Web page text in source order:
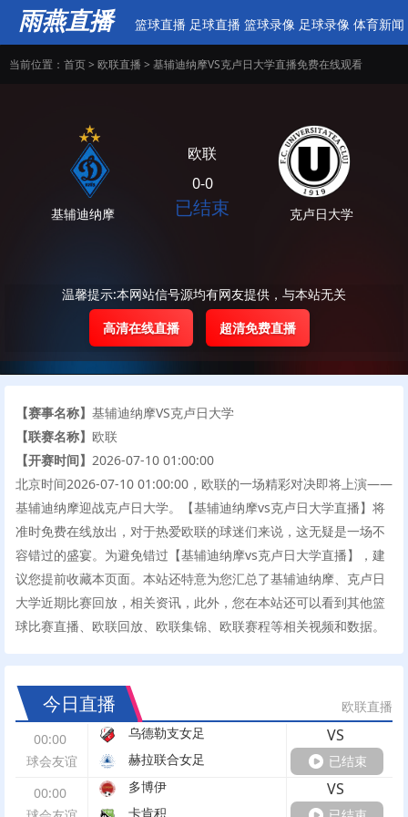
雨燕直播 篮球直播 足球直播 篮球录像 足球录像 体育新闻
当前位置： 首页> 欧联直播> 基辅迪纳摩VS克卢日大学直播免费在线观看
基辅迪纳摩
欧联
0-0
已结束 克卢日大学
温馨提示:本网站信号源均有网友提供，与本站无关
高清在线直播
超清免费直播
【赛事名称】 基辅迪纳摩VS克卢日大学
【联赛名称】 欧联
【开赛时间】 2026-07-10 01:00:00
北京时间2026-07-10 01:00:00，欧联的一场精彩对决即将上演——
基辅迪纳摩迎战克卢日大学。【基辅迪纳摩vs克卢日大学直播】将
准时免费在线放出，对于热爱欧联的球迷们来说，这无疑是一场不
容错过的盛宴。为避免错过【基辅迪纳摩vs克卢日大学直播】，建
议您提前收藏本页面。本站还特意为您汇总了基辅迪纳摩、克卢日
大学近期比赛回放，相关资讯，此外，您在本站还可以看到其他篮
球比赛直播、欧联回放、欧联集锦、欧联赛程等相关视频和数据。
今日直播
欧联直播
00:00
球会友谊
乌德勒支女足 VS
赫拉联合女足
已结束
00:00
多博伊 VS
卡肯积